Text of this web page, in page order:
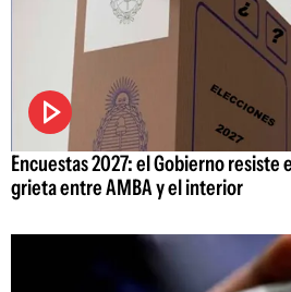
Encuestas 2027: el Gobierno resiste
grieta entre AMBA y el interior